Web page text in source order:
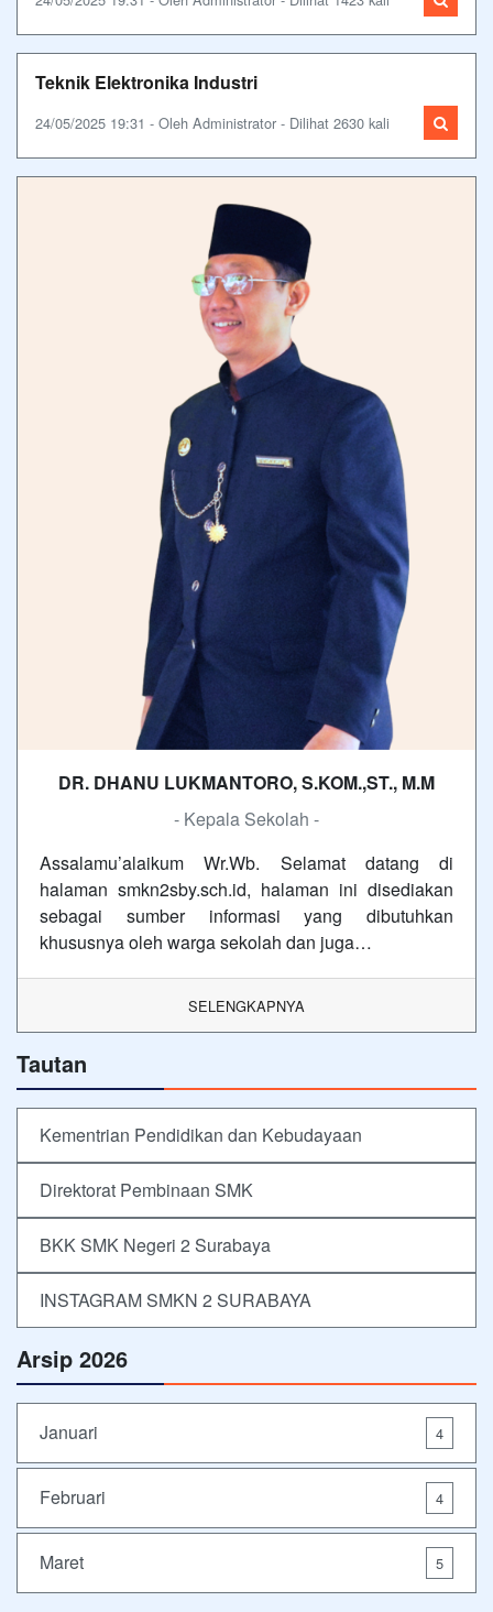
Teknik Elektronika Industri
24/05/2025 19:31 - Oleh Administrator - Dilihat 2630 kali
DR. DHANU LUKMANTORO, S.KOM.,ST., M.M
- Kepala Sekolah -
Assalamu’alaikum Wr.Wb. Selamat datang di
halaman smkn2sby.sch.id, halaman ini disediakan
sebagai sumber informasi yang dibutuhkan
khususnya oleh warga sekolah dan juga…
SELENGKAPNYA
Tautan
Kementrian Pendidikan dan Kebudayaan
Direktorat Pembinaan SMK
BKK SMK Negeri 2 Surabaya
INSTAGRAM SMKN 2 SURABAYA
Arsip 2026
Januari 4
Februari 4
Maret 5